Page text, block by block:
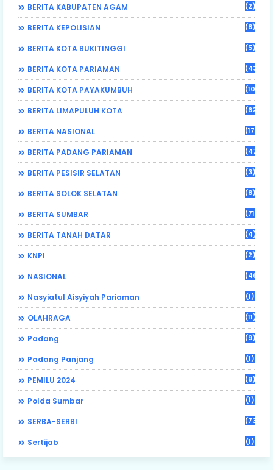
BERITA KABUPATEN AGAM (2)
BERITA KEPOLISIAN (8)
BERITA KOTA BUKITINGGI (5)
BERITA KOTA PARIAMAN (43)
BERITA KOTA PAYAKUMBUH (108)
BERITA LIMAPULUH KOTA (62)
BERITA NASIONAL (17)
BERITA PADANG PARIAMAN (470)
BERITA PESISIR SELATAN (3)
BERITA SOLOK SELATAN (8)
BERITA SUMBAR (71)
BERITA TANAH DATAR (4)
KNPI (2)
NASIONAL (46)
Nasyiatul Aisyiyah Pariaman (1)
OLAHRAGA (11)
Padang (9)
Padang Panjang (1)
PEMILU 2024 (8)
Polda Sumbar (1)
SERBA-SERBI (73)
Sertijab (1)